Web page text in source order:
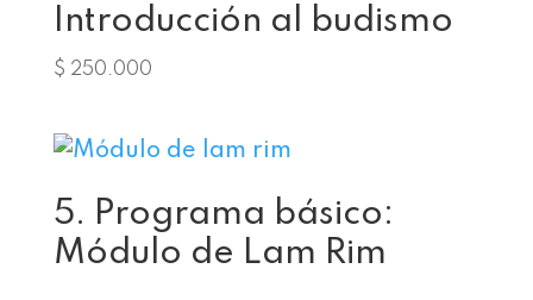
Introducción al budismo
$ 250.000
5. Programa básico:
Módulo de Lam Rim